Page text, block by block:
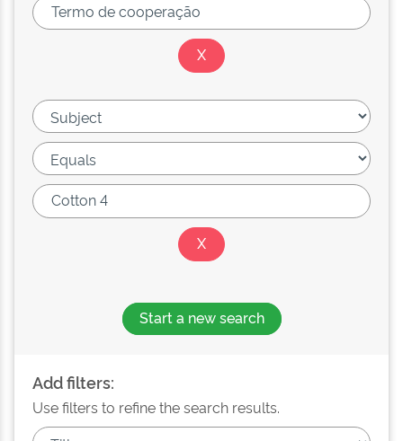
Start a new search
Add filters:
Use filters to refine the search results.